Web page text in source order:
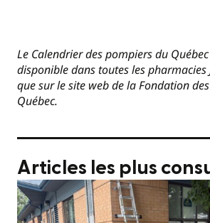
Le Calendrier des pompiers du
disponible dans toutes les pharmacies
que sur le site web de la Fondation
Québec.
Articles les plus